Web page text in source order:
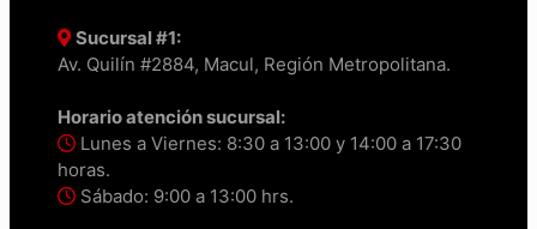
Sucursal #1:
Av. Quilín #2884, Macul, Región Metropolitana.
Horario atención sucursal:
Lunes a Viernes: 8:30 a 13:00 y 14:00 a 17:30
horas.
Sábado: 9:00 a 13:00 hrs.